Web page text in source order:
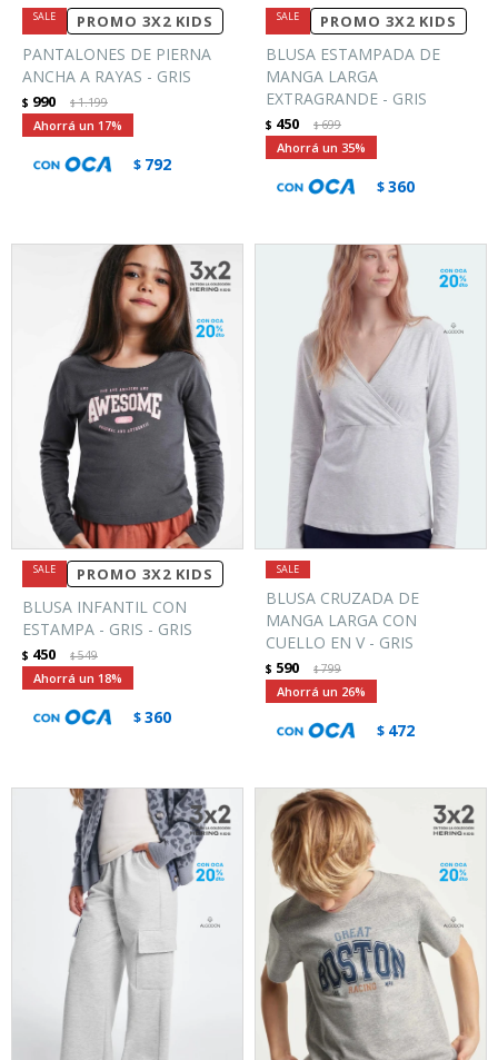
PROMO 3X2 KIDS
PANTALONES DE PIERNA
ANCHA A RAYAS - GRIS
$ 990 $1.199
17
$ 792
PROMO 3X2 KIDS
BLUSA ESTAMPADA DE
MANGA LARGA
EXTRAGRANDE - GRIS
$ 450 $699
35
$360
PROMO 3X2 KIDS
BLUSA INFANTIL CON
ESTAMPA - GRIS - GRIS
$ 450 $549
18
$360
BLUSA CRUZADA DE
MANGA LARGA CON
CUELLO EN V - GRIS
$ 590 $799
26
$ 472